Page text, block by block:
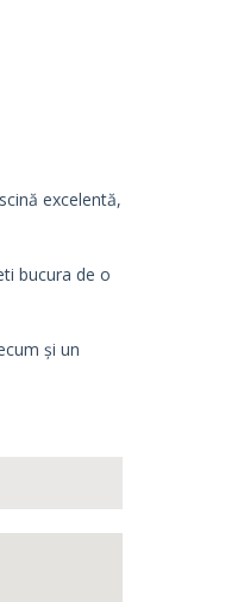
excelentă,
bucura de o
și un